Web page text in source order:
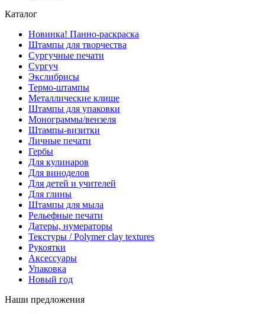
Каталог
Новинка! Панно-раскраска
Штампы для творчества
Сургучные печати
Сургуч
Экслибрисы
Термо-штампы
Металлические клише
Штампы для упаковки
Монограммы/вензеля
Штампы-визитки
Личные печати
Гербы
Для кулинаров
Для виноделов
Для детей и учителей
Для глины
Штампы для мыла
Рельефные печати
Датеры, нумераторы
Текстуры / Polymer clay textures
Рукоятки
Аксессуары
Упаковка
Новый год
Наши предложения